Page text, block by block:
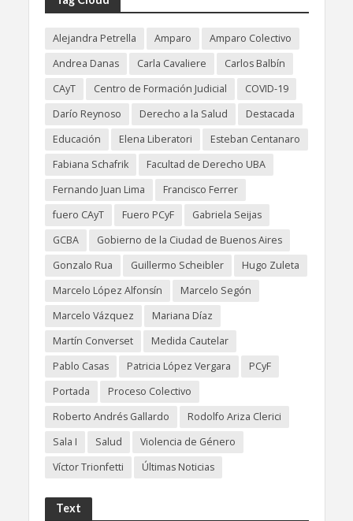
Alejandra Petrella Amparo
Amparo Colectivo
Andrea Danas
Carla Cavaliere
Carlos Balbín
CAyT
Centro de Formación Judicial
COVID-19
Darío Reynoso
Derecho a la Salud
Destacada
Educación
Elena Liberatori
Esteban Centanaro
Fabiana Schafrik
Facultad de Derecho UBA
Fernando Juan Lima
Francisco Ferrer
fuero CAyT
Fuero PCyF
Gabriela Seijas
GCBA
Gobierno de la Ciudad de Buenos Aires
Gonzalo Rua
Guillermo Scheibler
Hugo Zuleta
Marcelo López Alfonsín
Marcelo Segón
Marcelo Vázquez
Mariana Díaz
Martín Converset
Medida Cautelar
Pablo Casas
Patricia López Vergara
PCyF
Portada
Proceso Colectivo
Roberto Andrés Gallardo
Rodolfo Ariza Clerici
Sala I
Salud
Violencia de Género
Víctor Trionfetti
Últimas Noticias
Text